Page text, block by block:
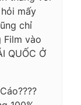
mấy
chỉ
vào
QUỐC Ở